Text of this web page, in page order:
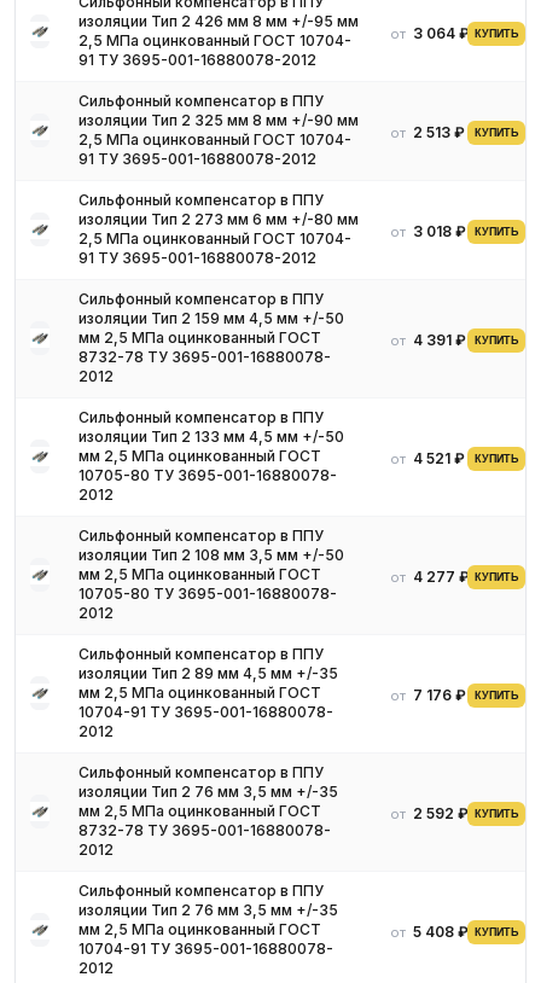
изоляции Тип 2 426 мм 8 мм +/-95 мм
2,5 МПа оцинкованный ГОСТ 10704-
91 ТУ 3695-001-16880078-2012
от 3 064 ₽ КУПИТЬ
Сильфонный компенсатор в ППУ
изоляции Тип 2 325 мм 8 мм +/-90 мм
2,5 МПа оцинкованный ГОСТ 10704-
91 ТУ 3695-001-16880078-2012
от 2 513 ₽ КУПИТЬ
Сильфонный компенсатор в ППУ
изоляции Тип 2 273 мм 6 мм +/-80 мм
2,5 МПа оцинкованный ГОСТ 10704-
91 ТУ 3695-001-16880078-2012
от 3 018 ₽ КУПИТЬ
Сильфонный компенсатор в ППУ
изоляции Тип 2 159 мм 4,5 мм +/-50
мм 2,5 МПа оцинкованный ГОСТ
8732-78 ТУ 3695-001-16880078-
2012
от 4 391 ₽ КУПИТЬ
Сильфонный компенсатор в ППУ
изоляции Тип 2 133 мм 4,5 мм +/-50
мм 2,5 МПа оцинкованный ГОСТ
10705-80 ТУ 3695-001-16880078-
2012
от 4 521 ₽ КУПИТЬ
Сильфонный компенсатор в ППУ
изоляции Тип 2 108 мм 3,5 мм +/-50
мм 2,5 МПа оцинкованный ГОСТ
10705-80 ТУ 3695-001-16880078-
2012
от 4 277 ₽ КУПИТЬ
Сильфонный компенсатор в ППУ
изоляции Тип 2 89 мм 4,5 мм +/-35
мм 2,5 МПа оцинкованный ГОСТ
10704-91 ТУ 3695-001-16880078-
2012
от 7 176 ₽ КУПИТЬ
Сильфонный компенсатор в ППУ
изоляции Тип 2 76 мм 3,5 мм +/-35
мм 2,5 МПа оцинкованный ГОСТ
8732-78 ТУ 3695-001-16880078-
2012
от 2 592 ₽ КУПИТЬ
Сильфонный компенсатор в ППУ
изоляции Тип 2 76 мм 3,5 мм +/-35
мм 2,5 МПа оцинкованный ГОСТ
10704-91 ТУ 3695-001-16880078-
2012
от 5 408 ₽ КУПИТЬ